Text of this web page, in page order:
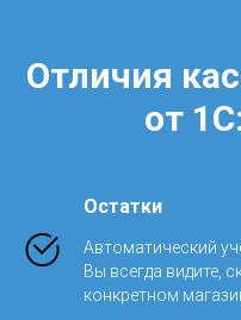
Отличия
от
Остатки
Автоматический
Вы всегда видите,
конкретном